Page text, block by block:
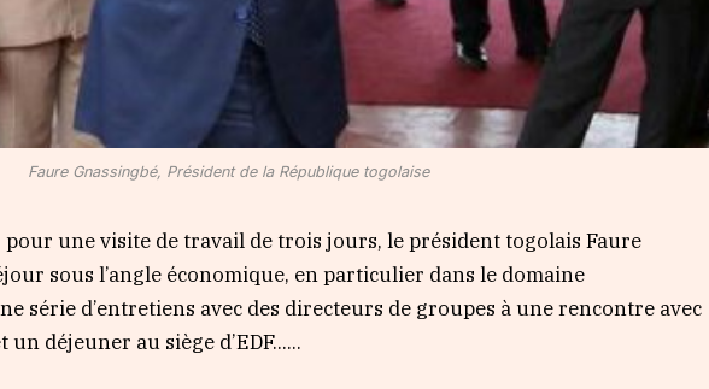
Faure Gnassingbé, Président de la République togolaise
une visite de travail de trois jours, le président togolais Faure
sous l’angle économique, en particulier dans le domaine
série d’entretiens avec des directeurs de groupes à une rencontre avec
déjeuner au siège d’EDF…...